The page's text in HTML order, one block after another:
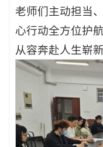
老师们主动担当
心行动全方位护
从容奔赴人生崭新